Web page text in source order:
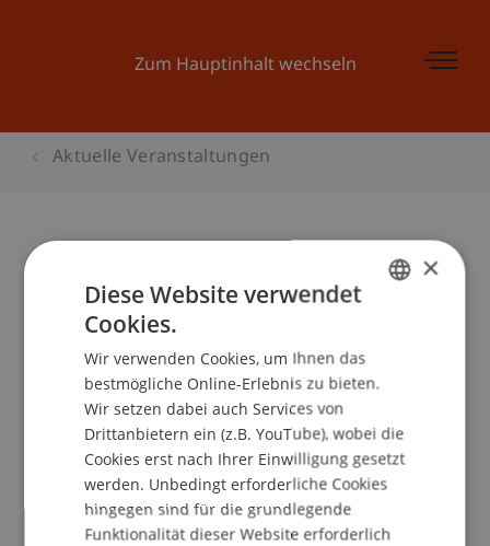
Zum Hauptinhalt wechseln
Aktuelle Veranstaltungen
Launch Pad 4: Finanzplanung II -
Erfolgsrechnung,
Liquiditätsplanung
Veranstaltungsdetails
Kontakt
×
Diese Website verwendet
Cookies.
Wir verwenden Cookies, um Ihnen das
bestmögliche Online-Erlebnis zu bieten.
Wir setzen dabei auch Services von
Drittanbietern ein (z.B. YouTube), wobei die
Cookies erst nach Ihrer Einwilligung gesetzt
werden. Unbedingt erforderliche Cookies
hingegen sind für die grundlegende
Funktionalität dieser Website erforderlich